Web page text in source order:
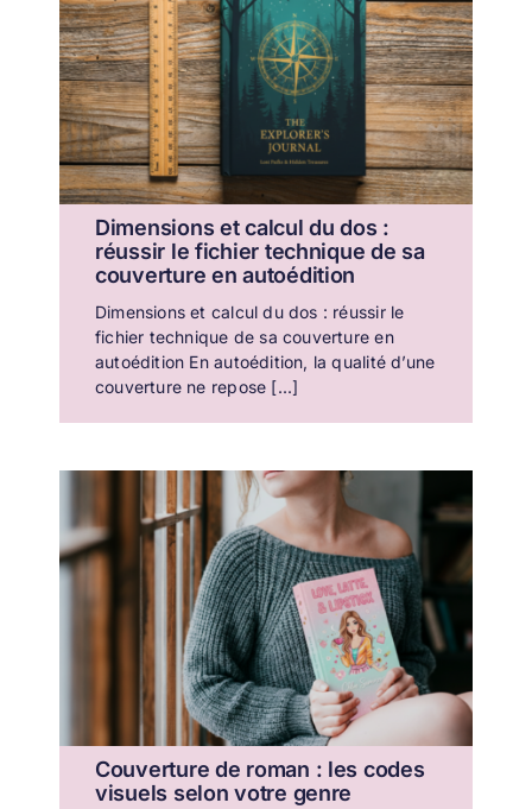
Dimensions et calcul du dos :
réussir le fichier technique de sa
couverture en autoédition
Dimensions et calcul du dos : réussir le
fichier technique de sa couverture en
autoédition En autoédition, la qualité d’une
couverture ne repose [...]
Couverture de roman : les codes
visuels selon votre genre